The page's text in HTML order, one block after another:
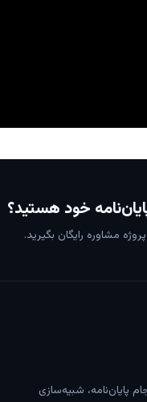
خود هستید؟
مشاوره رایگان بگیرید.
پایان‌نامه، شبیه‌سازی